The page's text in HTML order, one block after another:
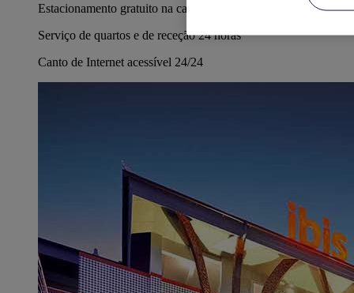
Estacionamento gratuito na cave do hotel
Serviço de quartos e de receção 24 horas
Canto de Internet acessível 24/24